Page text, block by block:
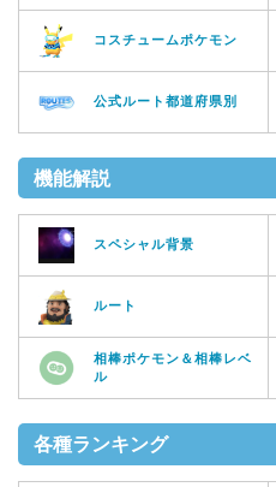
コスチュームポケモン
公式ルート都道府県別
機能解説
スペシャル背景
ルート
相棒ポケモン＆相棒レベ
ル
各種ランキング